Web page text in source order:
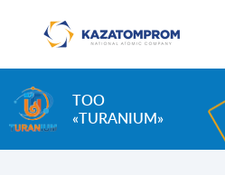
ТОО
«TURANIUM»